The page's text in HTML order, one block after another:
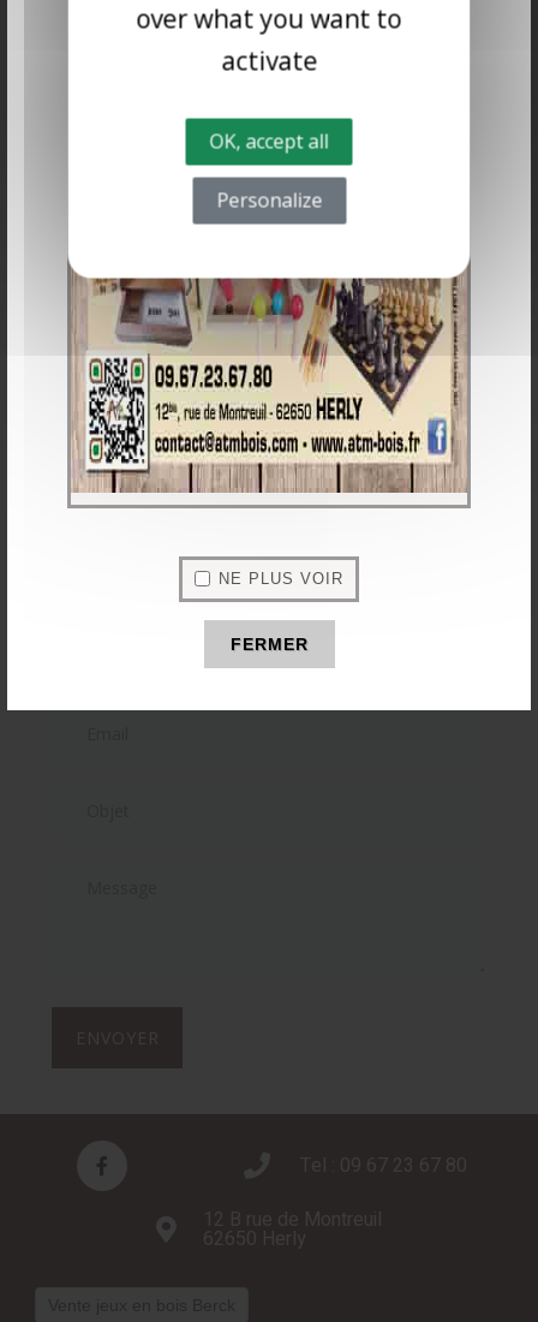
NE PLUS VOIR
FERMER
Règle du jeu :
A chaque fois que vous marquez un but, vous marquez 1 point.
Le gagnant est le premier à atteindre 5 points, mais il faut 2
points d’écart pour gagner.
Nous contacter
N'hésitez pas à nous contacter pour toute demande de
ENVOYER
Tel : 09 67 23 67 80
12 B rue de Montreuil
62650 Herly
over what you want to
activate
OK, accept all
Personalize